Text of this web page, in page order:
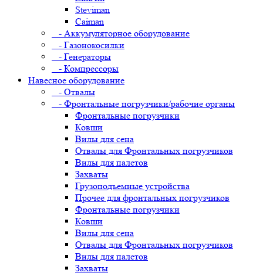
Steviman
Caiman
- Аккумуляторное оборудование
- Газонокосилки
- Генераторы
- Компрессоры
Навесное оборудование
- Отвалы
- Фронтальные погрузчики/рабочие органы
Фронтальные погрузчики
Ковши
Вилы для сена
Отвалы для Фронтальных погрузчиков
Вилы для палетов
Захваты
Грузоподъемные устройства
Прочее для фронтальных погрузчиков
Фронтальные погрузчики
Ковши
Вилы для сена
Отвалы для Фронтальных погрузчиков
Вилы для палетов
Захваты